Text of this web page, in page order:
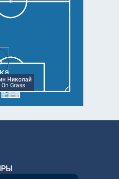
Николай
On Grass